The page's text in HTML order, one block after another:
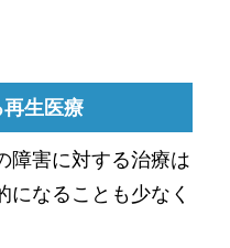
生医療
障害に対する治療は
になることも少なく